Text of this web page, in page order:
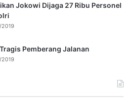
Jokowi Dijaga 27 Ribu Personel
Pemberang Jalanan